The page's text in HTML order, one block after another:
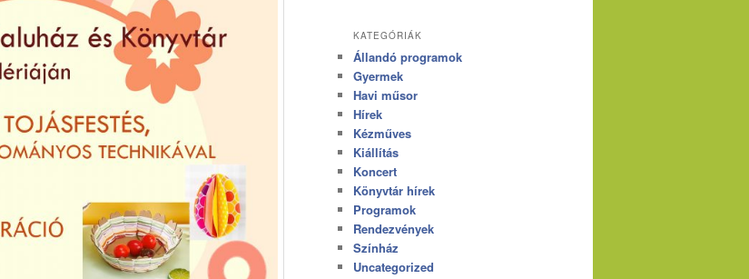
KATEGÓRIÁK
Állandó programok
Gyermek
Havi műsor
Hírek
Kézműves
Kiállítás
Koncert
Könyvtár hírek
Programok
Rendezvények
Színház
Uncategorized